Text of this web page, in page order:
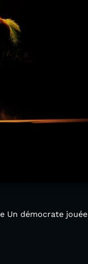
Un démocrate jouée